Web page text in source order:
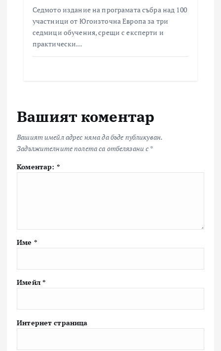
Седмото издание на програмата събра над 100
участници от Югоизточна Европа за три
седмици обучения, срещи с експерти и
практически…
Вашият коментар
Вашият имейл адрес няма да бъде публикуван.
Задължителните полета са отбелязани с *
Коментар: *
Име *
Имейл *
Интернет страница